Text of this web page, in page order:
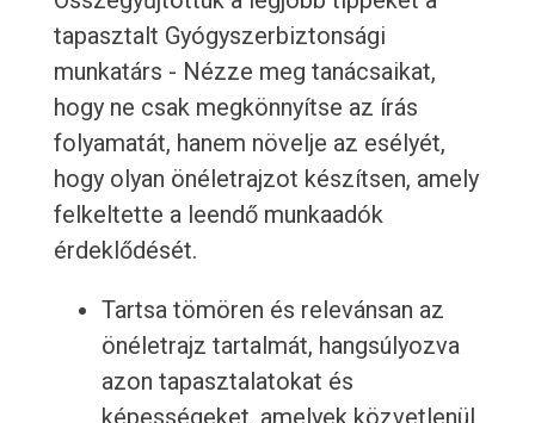
tapasztalt Gyógyszerbiztonsági
munkatárs - Nézze meg tanácsaikat,
hogy ne csak megkönnyítse az írás
folyamatát, hanem növelje az esélyét,
hogy olyan önéletrajzot készítsen, amely
felkeltette a leendő munkaadók
érdeklődését.
Tartsa tömören és relevánsan az
önéletrajz tartalmát, hangsúlyozva
azon tapasztalatokat és
képességeket, amelyek közvetlenül